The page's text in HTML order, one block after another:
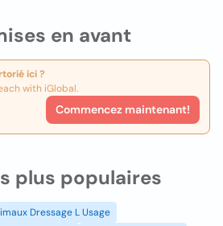
en avant
ici ?
with iGlobal.
Commencez maintenant!
plus populaires
Dressage L Usage